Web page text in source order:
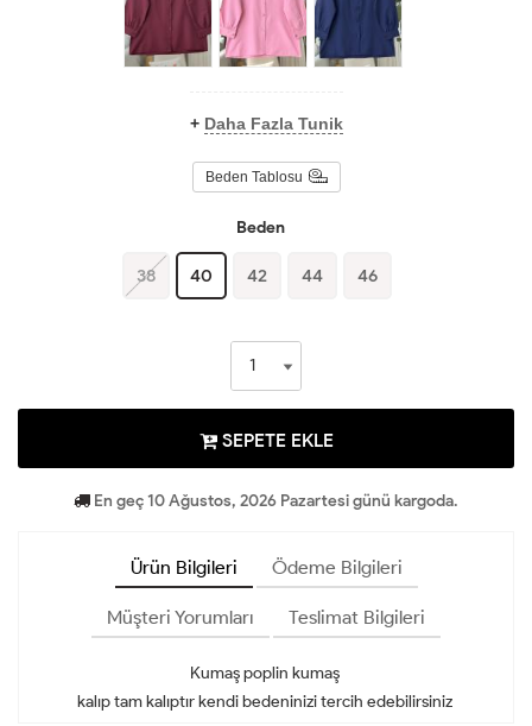
+ Daha Fazla Tunik
Beden Tablosu
Beden
38 40 42 44 46
SEPETE EKLE
En geç 10 Ağustos, 2026 Pazartesi günü kargoda.
Ürün Bilgileri Ödeme Bilgileri
Müşteri Yorumları Teslimat Bilgileri
Kumaş poplin kumaş
kalıp tam kalıptır kendi bedeninizi tercih edebilirsiniz